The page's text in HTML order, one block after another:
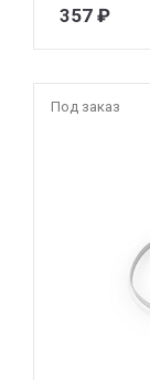
357 ₽
Под заказ